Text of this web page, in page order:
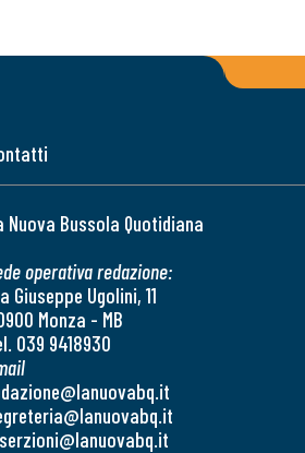
Nuova Bussola Quotidiana
operativa redazione:
Giuseppe Ugolini, 11
Monza - MB
039 9418930